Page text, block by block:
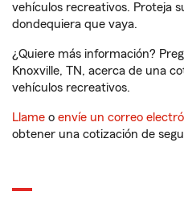
vehículos recreativos. Proteja
dondequiera que vaya.
¿Quiere más información?
Knoxville, TN, acerca de una
vehículos recreativos.
Llame o envíe un correo
obtener una cotización de